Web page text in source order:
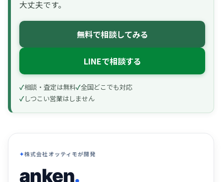
大丈夫です。
無料で相談してみる
LINEで相談する
相談・査定は無料 全国どこでも対応
しつこい営業はしません
株式会社オッティモが開発
anken.